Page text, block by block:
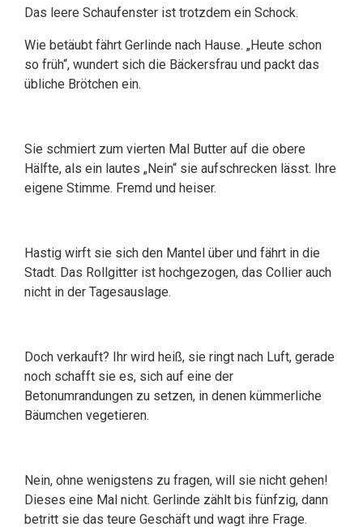
Das leere Schaufenster ist trotzdem ein Schock.
Wie betäubt fährt Gerlinde nach Hause. „Heute schon
so früh“, wundert sich die Bäckersfrau und packt das
übliche Brötchen ein.
Sie schmiert zum vierten Mal Butter auf die obere
Hälfte, als ein lautes „Nein“ sie aufschrecken lässt. Ihre
eigene Stimme. Fremd und heiser.
Hastig wirft sie sich den Mantel über und fährt in die
Stadt. Das Rollgitter ist hochgezogen, das Collier auch
nicht in der Tagesauslage.
Doch verkauft? Ihr wird heiß, sie ringt nach Luft, gerade
noch schafft sie es, sich auf eine der
Betonumrandungen zu setzen, in denen kümmerliche
Bäumchen vegetieren.
Nein, ohne wenigstens zu fragen, will sie nicht gehen!
Dieses eine Mal nicht. Gerlinde zählt bis fünfzig, dann
betritt sie das teure Geschäft und wagt ihre Frage.